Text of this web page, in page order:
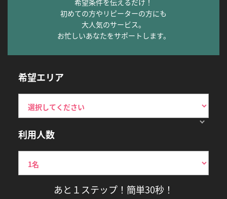
初めての方やリピーターの方にも
大人気のサービス。
お忙しいあなたをサポートします。
希望エリア
利用人数
あと１ステップ！簡単30秒！